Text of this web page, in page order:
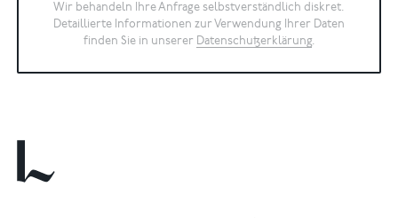
Wir behandeln Ihre Anfrage selbstverständlich diskret.
Detaillierte Informationen zur Verwendung Ihrer Daten
finden Sie in unserer Datenschutzerklärung.